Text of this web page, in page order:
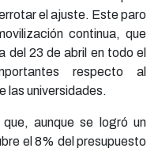
el ajuste. Este paro
continua, que
del 23 de abril en todo el
respecto al
las universidades.
aunque se logró un
el 8% del presupuesto